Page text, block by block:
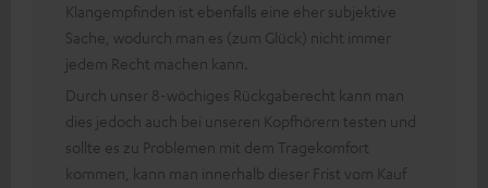
Klangempfinden ist ebenfalls eine eher subjektive
Sache, wodurch man es (zum Glück) nicht immer
jedem Recht machen kann.
Durch unser 8-wöchiges Rückgaberecht kann man
dies jedoch auch bei unseren Kopfhörern testen und
sollte es zu Problemen mit dem Tragekomfort
kommen, kann man innerhalb dieser Frist vom Kauf